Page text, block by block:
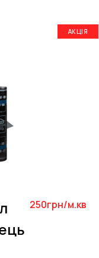
АКЦІЯ
250грн/м.кв